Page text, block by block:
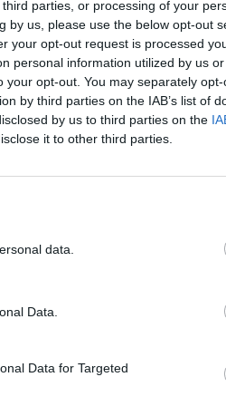
parties, or processing of your
by us, please use the below opt-out
your opt-out request is processed
personal information utilized by us
opt-out. You may separately
by third parties on the IAB’s list of
by us to third parties on the
it to other third parties.
data.
Data.
Data for Targeted
Legfrissebb: Vásárlási
Dolphin, 30.7.25
Hibák,
Kérdések, amikhez